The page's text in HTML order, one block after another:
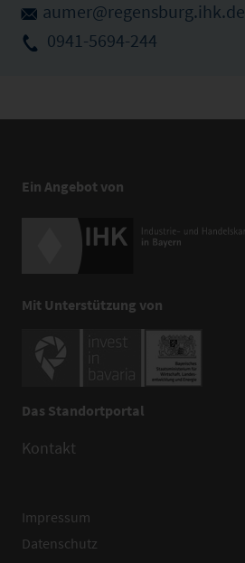
aumer@regensburg.ihk.de
0941-5694-244
Ein Angebot von
Mit Unterstützung von
Das Standortportal
Kontakt
Impressum
Datenschutz